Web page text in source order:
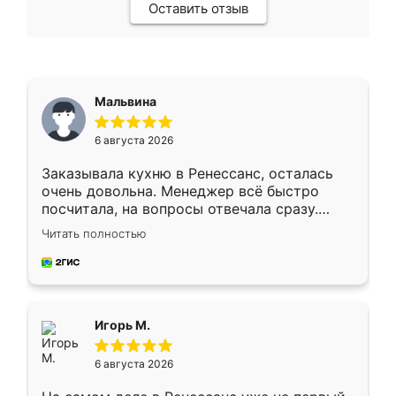
Оставить отзыв
Мальвина
6 августа 2026
Заказывала кухню в Ренессанс, осталась
очень довольна. Менеджер всё быстро
посчитала, на вопросы отвечала сразу.
Замерщик приехал в субботу, подошёл к
делу со всей ответственностью. Собрали
за день, ребята работали аккуратно, даже
Читать полностью
Игорь М.
6 августа 2026